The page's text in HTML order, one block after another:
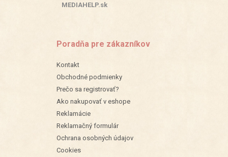
MEDIAHELP.sk
Poradňa pre zákazníkov
Kontakt
Obchodné podmienky
Prečo sa registrovať?
Ako nakupovať v eshope
Reklamácie
Reklamačný formulár
Ochrana osobných údajov
Cookies